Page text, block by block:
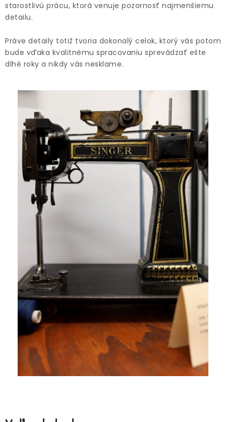
starostlivú prácu, ktorá venuje pozornosť najmenšiemu
detailu.
Práve detaily totiž tvoria dokonalý celok, ktorý vás potom
bude vďaka kvalitnému spracovaniu sprevádzať ešte
dlhé roky a nikdy vás nesklame.